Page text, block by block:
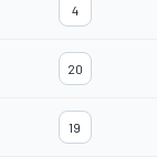
4
20
19